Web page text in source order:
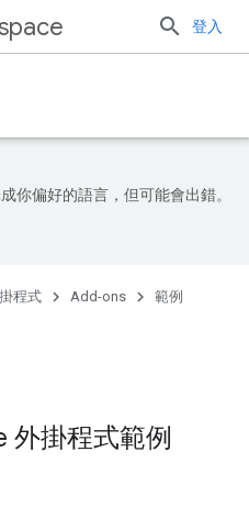
登入
你偏好的語言，但可能會出錯。
程式 Add-ons 範例
外掛程式範例